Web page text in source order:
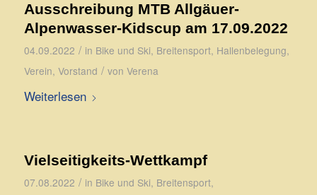
Ausschreibung MTB Allgäuer-
Alpenwasser-Kidscup am 17.09.2022
04.09.2022 / in Bike und Ski, Breitensport, Hallenbelegung,
Verein, Vorstand / von Verena
Weiterlesen
Vielseitigkeits-Wettkampf
07.08.2022 / in Bike und Ski, Breitensport,